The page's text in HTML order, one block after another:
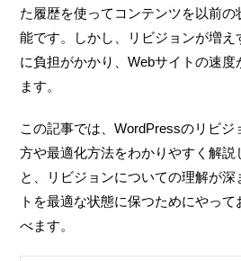
た履歴を使ってコンテンツを以前
能です。しかし、リビジョンが増え
に負担がかかり、Webサイトの速度
ます。
この記事では、WordPressのリビジ
方や最適化方法をわかりやすく解説
と、リビジョンについての理解が深
トを最適な状態に保つためにやっ
べます。